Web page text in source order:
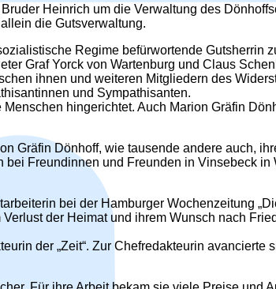
Heinrich um die Verwaltung des
die Gutsverwaltung.
Regime befürwortende Gutsherrin
Graf Yorck von Wartenburg und Claus
ihnen und weiteren Mitgliedern des
und Sympathisanten.
hingerichtet. Auch Marion Gräfin
Gräfin Dönhoff, wie tausende andere auch,
Freundinnen und Freunden in Vinsebeck in
bei der Hamburger Wochenzeitung
der Heimat und ihrem Wunsch nach
der „Zeit“. Zur Chefredakteurin avancierte